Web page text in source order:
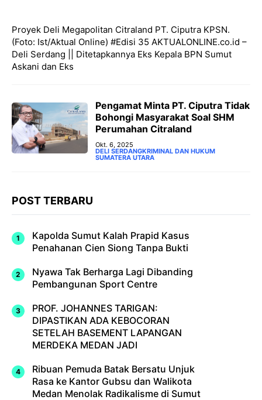
Proyek Deli Megapolitan Citraland PT. Ciputra KPSN.
(Foto: Ist/Aktual Online) #Edisi 35 AKTUALONLINE.co.id –
Deli Serdang || Ditetapkannya Eks Kepala BPN Sumut
Askani dan Eks
Pengamat Minta PT. Ciputra Tidak
Bohongi Masyarakat Soal SHM
Perumahan Citraland
Okt. 6, 2025
DELI SERDANGKRIMINAL DAN HUKUM
SUMATERA UTARA
POST TERBARU
Kapolda Sumut Kalah Prapid Kasus
Penahanan Cien Siong Tanpa Bukti
Nyawa Tak Berharga Lagi Dibanding
Pembangunan Sport Centre
PROF. JOHANNES TARIGAN:
DIPASTIKAN ADA KEBOCORAN
SETELAH BASEMENT LAPANGAN
MERDEKA MEDAN JADI
Ribuan Pemuda Batak Bersatu Unjuk
Rasa ke Kantor Gubsu dan Walikota
Medan Menolak Radikalisme di Sumut